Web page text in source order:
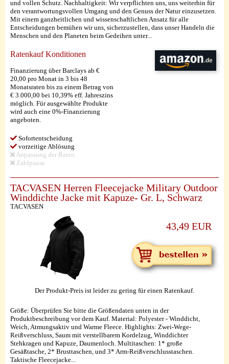
und vollen Schutz. Nachhaltigkeit: Wir verpflichten uns, uns weiterhin für
den verantwortungsvollen Umgang und den Genuss der Natur einzusetzen.
Mit einem ganzheitlichen und wissenschaftlichen Ansatz für alle
Entscheidungen bemühen wir uns, sicherzustellen, dass unser Handeln die
Menschen und den Planeten beim Gedeihen unter...
Ratenkauf Konditionen
Finanzierung über Barclays ab €
20,00 pro Monat in 3 bis 48
Monatsraten bis zu einem Betrag von
€ 3.000,00 bei 10,39% eff. Jahreszins
möglich. Für ausgewählte Produkte
wird auch eine 0%-Finanzierung
angeboten.
Sofortentscheidung
vorzeitige Ablösung
Anpassung der Raten
Zahlpause
TACVASEN Herren Fleecejacke Military Outdoor
Winddichte Jacke mit Kapuze- Gr. L, Schwarz
TACVASEN
43,49 EUR
Größe: Überprüfen Sie bitte die Größendaten unten in der
Produktbeschreibung vor dem Kauf. Material: Polyester - Winddicht,
Weich, Atmungsaktiv und Warme Fleece. Highlights: Zwei-Wege-
Reißverschluss, Saum mit verstellbarem Kordelzug, Winddichter
Stehkragen und Kapuze, Daumenloch. Multitaschen: 1* große
Gesäßtasche, 2* Brusttaschen, und 3* Arm-Reißverschlusstaschen.
Taktische Fleecejacke...
Der Produkt-Preis ist leider zu gering für einen Ratenkauf.